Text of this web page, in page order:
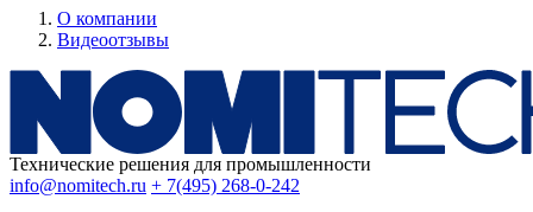
О компании
Видеоотзывы
Технические решения для промышленности
info@nomitech.ru + 7(495) 268-0-242